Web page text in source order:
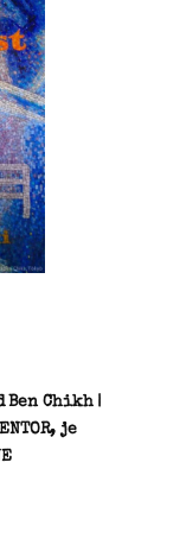
Ben Chikh |
je